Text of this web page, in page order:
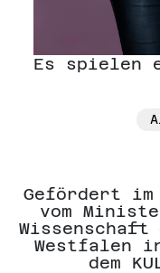
Es spielen
Gefördert im
vom
Wissenschaft
Westfalen
dem